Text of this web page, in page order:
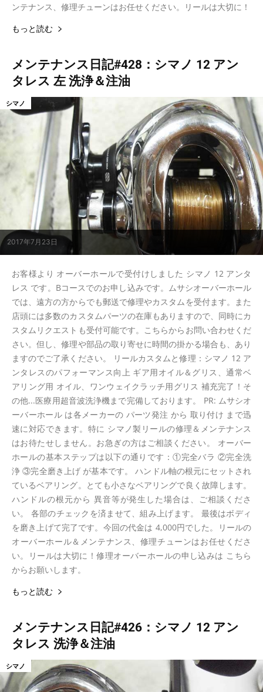
ンテナンス、修理チューンはお任せください。リールは大切に！
もっと読む
メンテナンス日記#428：シマノ 12 アン
タレス 左 洗浄＆注油
2017年7月23日
シマノ
お客様より オーバーホールで受付けしました シマノ 12 アンタ
レス です。Bコースでのお申し込みです。ムサシオーバーホール
では、遠方の方からでも郵送で修理やカスタムを受付ます。また
店頭には多数のカスタムパーツの在庫もありますので、同時にカ
スタムリクエストも受付可能です。こちらからお問い合わせくだ
さい。但し、修理や部品の取り寄せに時間の掛かる場合も、あり
ますのでご了承ください。 リールカスタムと修理：シマノ 12 ア
ンタレスのパフォーマンス向上 ギア用オイル＆グリス、通常ベ
アリング用 オイル、ワンウェイクラッチ用グリス 補充完了！そ
の他...医療用超音波洗浄機まで完備しております。 PR: ムサシオ
ーバーホール は各メーカーの パーツ発注 から 取り付け まで迅
速に対応できます。特に シマノ製リールの修理＆メンテナンス
はお待たせしません。お急ぎの方はご相談ください。 オーバー
ホールの基本ステップは以下の通りです：①完全バラ ②完全洗
浄 ③完全磨き上げ が基本です。 ハンドル軸の根元にセットされ
ているベアリング。とても小さなベアリングで良く故障します。
ハンドルの根元から 異音等が発生した場合は、ご相談くださ
い。 各部のチェックを済ませて、組み上げます。 最後はボディ
を磨き上げて完了です。今回の代金は 4,000円でした。リールの
オーバーホール＆メンテナンス、修理チューンはお任せくださ
い。リールは大切に！修理オーバーホールの申し込みは こちら
からお願いします。
もっと読む
メンテナンス日記#426：シマノ 12 アン
タレス 洗浄＆注油
シマノ